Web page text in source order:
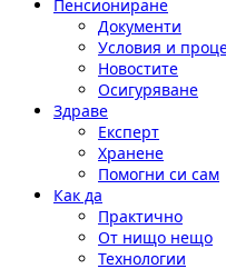
Пенсиониране
Документи
Условия и
Новостите
Осигуряване
Здраве
Експерт
Хранене
Помогни си сам
Как да
Практично
От нищо нещо
Технологии